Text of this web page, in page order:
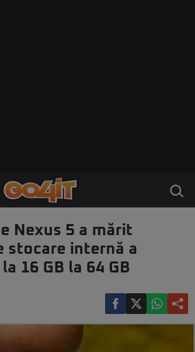
Nexus 5 a mărit
stocare internă a
16 GB la 64 GB